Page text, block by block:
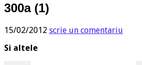
300a (1)
15/02/2012 scrie un comentariu
Si altele